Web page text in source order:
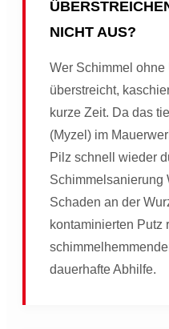
NICHT AUS?
Wer Schimmel
überstreicht,
kurze Zeit. Da das
(Myzel) im
Pilz schnell wieder
Schimmelsanierung
Schaden an der
kontaminierten Putz
dauerhafte Abhilfe.